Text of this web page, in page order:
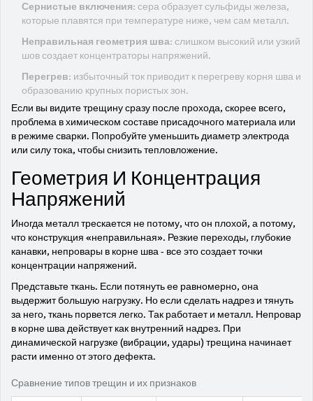
Сернистые включения: сера образует сульфиды железа,
которые плавятся при температуре ниже, чем сам металл.
Неправильная геометрия шва: слишком высокий или узкий
шов создает концентраторы напряжений.
Перегрев: избыточный ток приводит к перегреву корня шва и
образованию крупных пористых зон.
Если вы видите трещину сразу после прохода, скорее всего,
проблема в химическом составе присадочного материала или
в режиме сварки. Попробуйте уменьшить диаметр электрода
или силу тока, чтобы снизить тепловложение.
Геометрия И Концентрация
Напряжений
Иногда металл трескается не потому, что он плохой, а потому,
что конструкция «неправильная». Резкие переходы, глубокие
канавки, непровары в корне шва - все это создает точки
концентрации напряжений.
Представьте ткань. Если потянуть ее равномерно, она
выдержит большую нагрузку. Но если сделать надрез и тянуть
за него, ткань порвется легко. Так работает и металл. Непровар
в корне шва действует как внутренний надрез. При
динамической нагрузке (вибрации, удары) трещина начинает
расти именно от этого дефекта.
Сравнение типов трещин и их признаков